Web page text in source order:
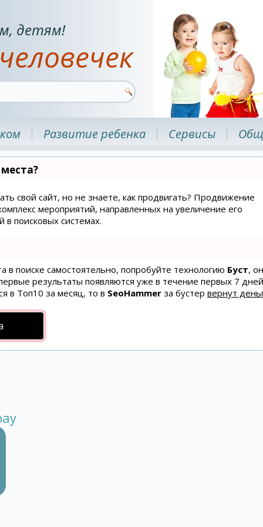
детям!
Развитие ребенка Сервисы
свой сайт, но не знаете, как продвигать? Продвижение
мероприятий, направленных на увеличение его
поисковых системах.
в поиске самостоятельно, попробуйте технологию Буст,
результаты появляются уже в течение первых 7
в Топ10 за месяц, то в SeoHammer за бустер вернут